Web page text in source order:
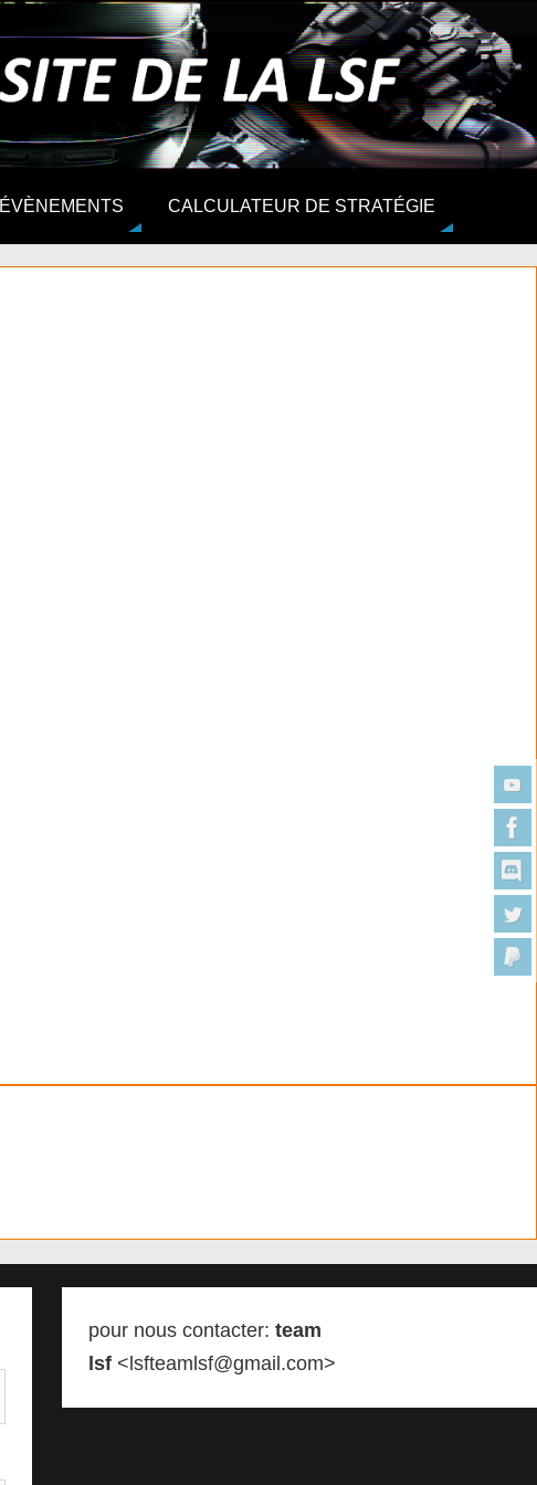
ÉVÈNEMENTS CALCULATEUR DE STRATÉGIE
pour nous contacter:team
lsf <lsfteamlsf@gmail.com>